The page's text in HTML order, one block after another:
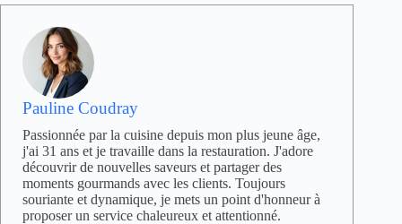
Pauline Coudray
Passionnée par la cuisine depuis mon plus jeune âge,
j'ai 31 ans et je travaille dans la restauration. J'adore
découvrir de nouvelles saveurs et partager des
moments gourmands avec les clients. Toujours
souriante et dynamique, je mets un point d'honneur à
proposer un service chaleureux et attentionné.